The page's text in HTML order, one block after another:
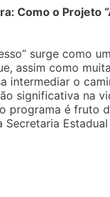
Como o Projeto
surge como
assim como
intermediar o
significativa na
programa é fruto
Secretaria